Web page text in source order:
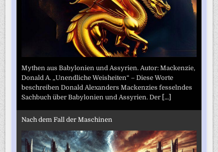
Mythen aus Babylonien und Assyrien. Autor: Mackenzie,
Donald A. „Unendliche Weisheiten“ – Diese Worte
beschreiben Donald Alexanders Mackenzies fesselndes
Sachbuch über Babylonien und Assyrien. Der [...]
Nach dem Fall der Maschinen